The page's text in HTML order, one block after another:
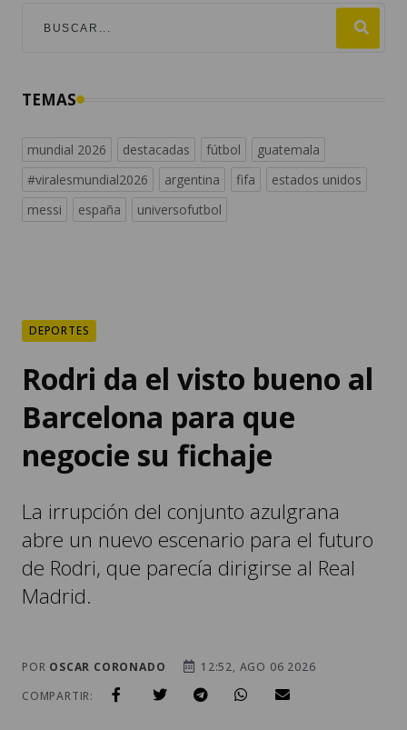
mundial 2026
messi
españa universofutbol
Rodri da el visto bueno al
Barcelona para que
negocie su fichaje
La irrupción del conjunto azulgrana
de Rodri, que parecía dirigirse al Real
Madrid.